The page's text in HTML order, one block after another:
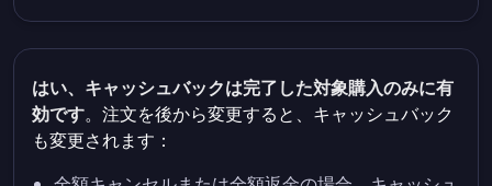
はい、キャッシュバックは完了した対象購入のみに有
効です。注文を後から変更すると、キャッシュバック
も変更されます：